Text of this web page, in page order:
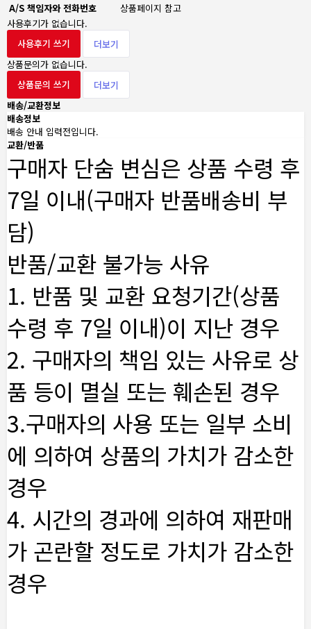
A/S 책임자와 전화번호
상품페이지 참고
사용후기가 없습니다.
사용후기 쓰기
더보기
상품문의가 없습니다.
상품문의 쓰기
더보기
배송/교환정보
배송정보
배송 안내 입력전입니다.
교환/반품
구매자 단숨 변심은 상품 수령 후
7일 이내(구매자 반품배송비 부
담)
반품/교환 불가능 사유
1. 반품 및 교환 요청기간(상품
수령 후 7일 이내)이 지난 경우
2. 구매자의 책임 있는 사유로 상
품 등이 멸실 또는 훼손된 경우
3.구매자의 사용 또는 일부 소비
에 의하여 상품의 가치가 감소한
경우
4. 시간의 경과에 의하여 재판매
가 곤란할 정도로 가치가 감소한
경우